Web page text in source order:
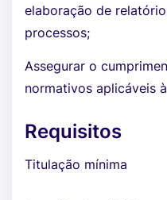
elaboração de
processos;
Assegurar o
normativos aplicáveis
Requisitos
Titulação mínima